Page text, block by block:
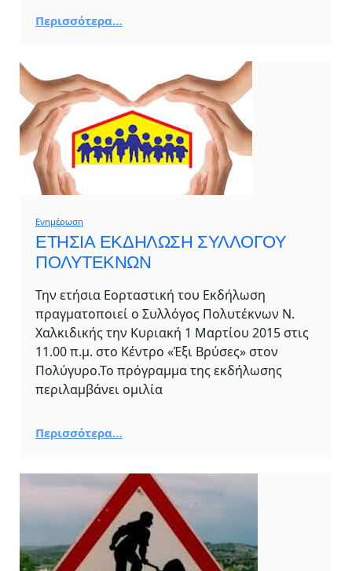
Περισσότερα…
Ενημέρωση
ΕΤΗΣΙΑ ΕΚΔΗΛΩΣΗ ΣΥΛΛΟΓΟΥ
ΠΟΛΥΤΕΚΝΩΝ
Την ετήσια Εορταστική του Εκδήλωση
πραγματοποιεί ο Συλλόγος Πολυτέκνων Ν.
Χαλκιδικής την Κυριακή 1 Μαρτίου 2015 στις
11.00 π.μ. στο Κέντρο «Έξι Βρύσες» στον
Πολύγυρο.Το πρόγραμμα της εκδήλωσης
περιλαμβάνει ομιλία
Περισσότερα…